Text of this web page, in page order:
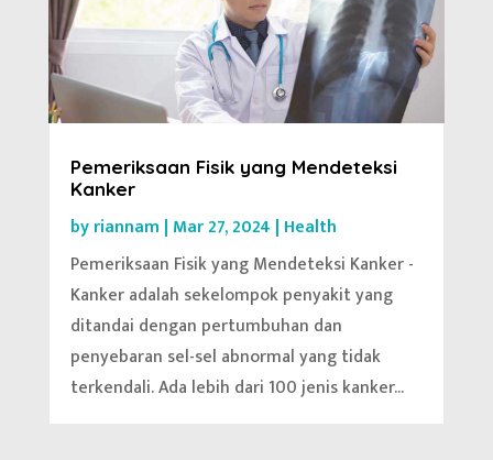
Pemeriksaan Fisik yang Mendeteksi
Kanker
byriannam | Mar 27, 2024 | Health
Pemeriksaan Fisik yang Mendeteksi Kanker -
Kanker adalah sekelompok penyakit yang
ditandai dengan pertumbuhan dan
penyebaran sel-sel abnormal yang tidak
terkendali. Ada lebih dari 100 jenis kanker...